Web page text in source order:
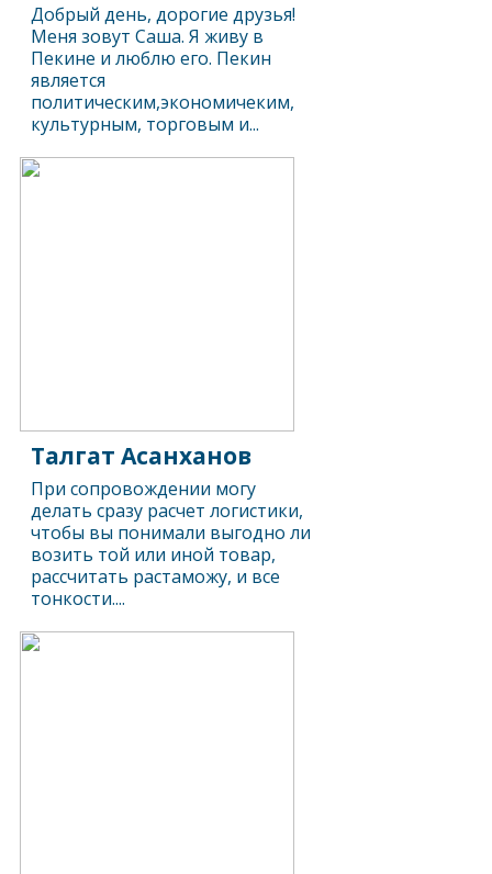
Добрый день, дорогие друзья!
Меня зовут Саша. Я живу в
Пекине и люблю его. Пекин
является
политическим,экономичеким,
культурным, торговым и...
Талгат Асанханов
При сопровождении могу
делать сразу расчет логистики,
чтобы вы понимали выгодно ли
возить той или иной товар,
рассчитать растаможу, и все
тонкости....